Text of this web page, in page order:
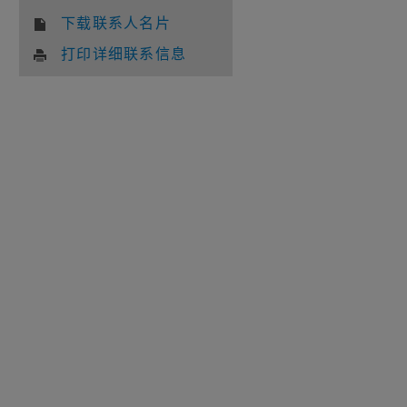
下载联系人名片
打印详细联系信息